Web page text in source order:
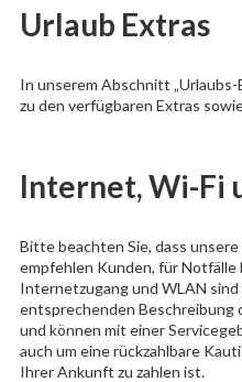
Urlaub Extras
In unserem Abschnitt
zu den verfügbaren Extras
Internet, Wi-Fi
Bitte beachten Sie, dass
empfehlen Kunden, für
Internetzugang und WLAN
entsprechenden
und können mit einer
auch um eine rückzahlbare
Ihrer Ankunft zu zahlen ist.